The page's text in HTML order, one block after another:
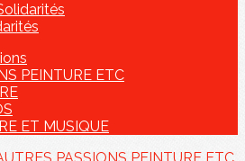
PEINTURE ETC
ET MUSIQUE